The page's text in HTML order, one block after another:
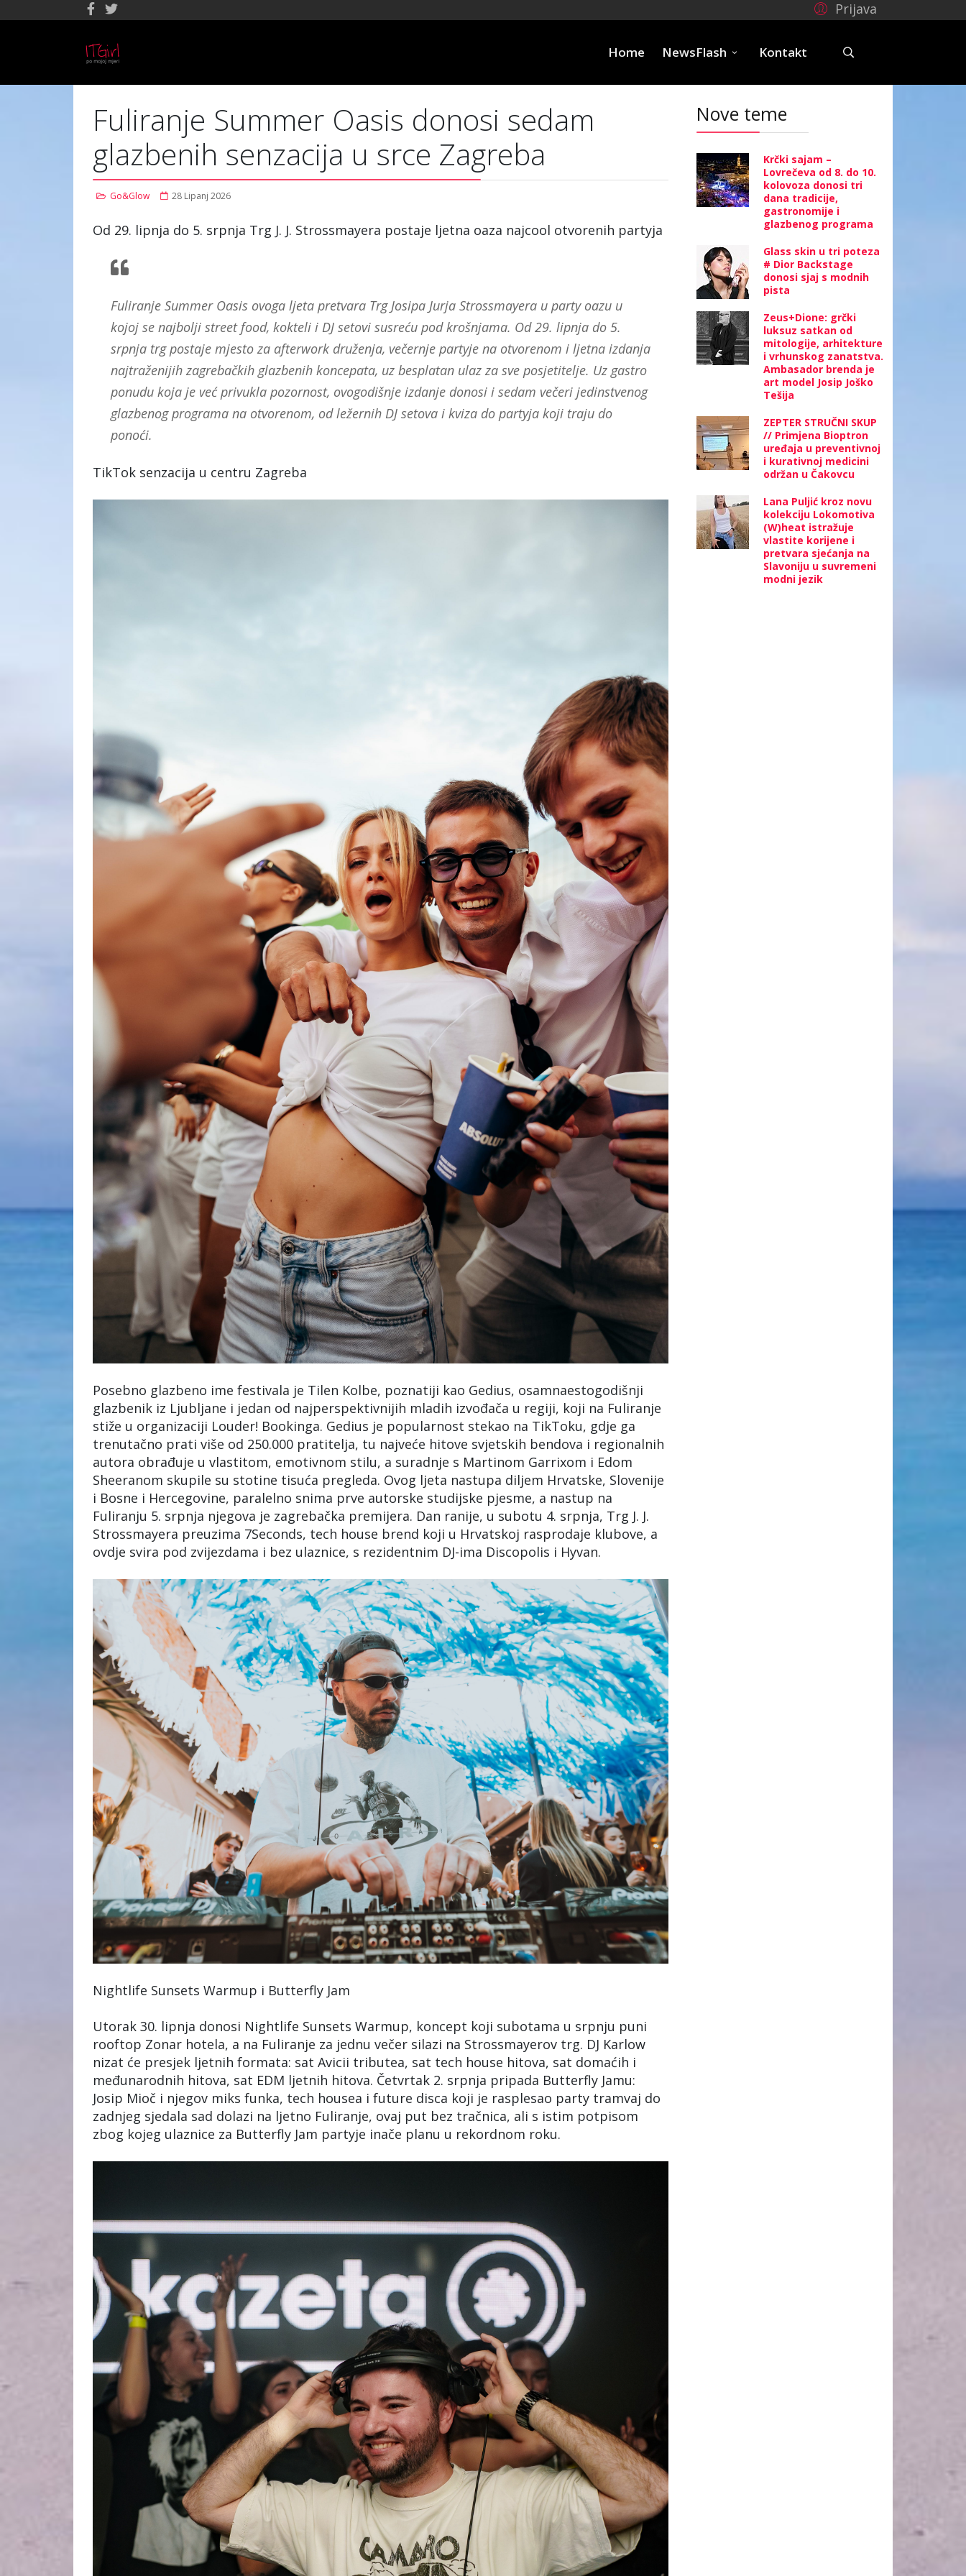
Prijava
Home NewsFlash Kontakt
Fuliranje Summer Oasis donosi sedam
glazbenih senzacija u srce Zagreba
Go&Glow 28 Lipanj 2026
Od 29. lipnja do 5. srpnja Trg J. J. Strossmayera postaje ljetna oaza najcool otvorenih partyja
Fuliranje Summer Oasis ovoga ljeta pretvara Trg Josipa Jurja Strossmayera u party oazu u
kojoj se najbolji street food, kokteli i DJ setovi susreću pod krošnjama. Od 29. lipnja do 5.
srpnja trg postaje mjesto za afterwork druženja, večernje partyje na otvorenom i ljetna izdanja
najtraženijih zagrebačkih glazbenih koncepata, uz besplatan ulaz za sve posjetitelje. Uz gastro
ponudu koja je već privukla pozornost, ovogodišnje izdanje donosi i sedam večeri jedinstvenog
glazbenog programa na otvorenom, od ležernih DJ setova i kviza do partyja koji traju do
ponoći.
TikTok senzacija u centru Zagreba
Posebno glazbeno ime festivala je Tilen Kolbe, poznatiji kao Gedius, osamnaestogodišnji
glazbenik iz Ljubljane i jedan od najperspektivnijih mladih izvođača u regiji, koji na Fuliranje
stiže u organizaciji Louder! Bookinga. Gedius je popularnost stekao na TikToku, gdje ga
trenutačno prati više od 250.000 pratitelja, tu najveće hitove svjetskih bendova i regionalnih
autora obrađuje u vlastitom, emotivnom stilu, a suradnje s Martinom Garrixom i Edom
Sheeranom skupile su stotine tisuća pregleda. Ovog ljeta nastupa diljem Hrvatske, Slovenije
i Bosne i Hercegovine, paralelno snima prve autorske studijske pjesme, a nastup na
Fuliranju 5. srpnja njegova je zagrebačka premijera. Dan ranije, u subotu 4. srpnja, Trg J. J.
Strossmayera preuzima 7Seconds, tech house brend koji u Hrvatskoj rasprodaje klubove, a
ovdje svira pod zvijezdama i bez ulaznice, s rezidentnim DJ-ima Discopolis i Hyvan.
Nightlife Sunsets Warmup i Butterfly Jam
Utorak 30. lipnja donosi Nightlife Sunsets Warmup, koncept koji subotama u srpnju puni
rooftop Zonar hotela, a na Fuliranje za jednu večer silazi na Strossmayerov trg. DJ Karlow
nizat će presjek ljetnih formata: sat Avicii tributea, sat tech house hitova, sat domaćih i
međunarodnih hitova, sat EDM ljetnih hitova. Četvrtak 2. srpnja pripada Butterfly Jamu:
Josip Mioč i njegov miks funka, tech housea i future disca koji je rasplesao party tramvaj do
zadnjeg sjedala sad dolazi na ljetno Fuliranje, ovaj put bez tračnica, ali s istim potpisom
zbog kojeg ulaznice za Butterfly Jam partyje inače planu u rekordnom roku.
Nove teme
Krčki sajam –
Lovrečeva od 8. do 10.
kolovoza donosi tri
dana tradicije,
gastronomije i
glazbenog programa
Glass skin u tri poteza
# Dior Backstage
donosi sjaj s modnih
pista
Zeus+Dione: grčki
luksuz satkan od
mitologije, arhitekture
i vrhunskog zanatstva.
Ambasador brenda je
art model Josip Joško
Tešija
ZEPTER STRUČNI SKUP
// Primjena Bioptron
uređaja u preventivnoj
i kurativnoj medicini
održan u Čakovcu
Lana Puljić kroz novu
kolekciju Lokomotiva
(W)heat istražuje
vlastite korijene i
pretvara sjećanja na
Slavoniju u suvremeni
modni jezik